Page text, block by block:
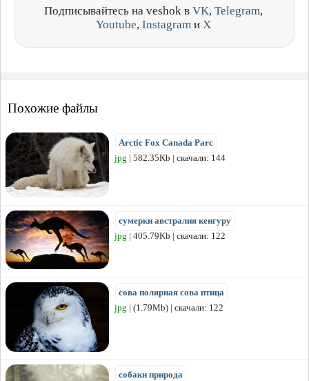
Подписывайтесь на veshok в VK, Telegram,
Youtube, Instagram и X
Похожие файлы
Arctic Fox Canada Parc
jpg | 582.35Kb | скачали: 144
сумерки австралия кенгуру
jpg | 405.79Kb | скачали: 122
сова полярная сова птица
jpg | (1.79Mb) | скачали: 122
собаки природа